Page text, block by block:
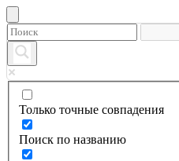
Только точные совпадения
Поиск по названию